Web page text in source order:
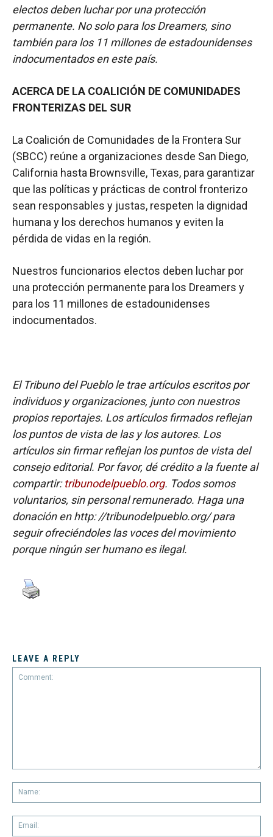
electos deben luchar por una protección
permanente. No solo para los Dreamers, sino
también para los 11 millones de estadounidenses
indocumentados en este país.
ACERCA DE LA COALICIÓN DE COMUNIDADES
FRONTERIZAS DEL SUR
La Coalición de Comunidades de la Frontera Sur
(SBCC) reúne a organizaciones desde San Diego,
California hasta Brownsville, Texas, para garantizar
que las políticas y prácticas de control fronterizo
sean responsables y justas, respeten la dignidad
humana y los derechos humanos y eviten la
pérdida de vidas en la región.
Nuestros funcionarios electos deben luchar por
una protección permanente para los Dreamers y
para los 11 millones de estadounidenses
indocumentados.
El Tribuno del Pueblo le trae artículos escritos por
individuos y organizaciones, junto con nuestros
propios reportajes. Los artículos firmados reflejan
los puntos de vista de las y los autores. Los
artículos sin firmar reflejan los puntos de vista del
consejo editorial. Por favor, dé crédito a la fuente al
compartir:tribunodelpueblo.org. Todos somos
voluntarios, sin personal remunerado. Haga una
donación en http: //tribunodelpueblo.org/ para
seguir ofreciéndoles las voces del movimiento
porque ningún ser humano es ilegal.
LEAVE A REPLY